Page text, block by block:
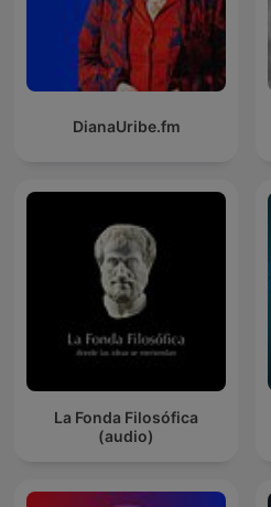
DianaUribe.fm
La Fonda Filosófica
(audio)